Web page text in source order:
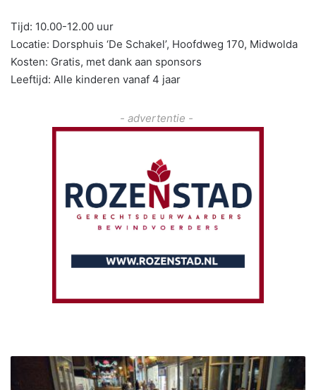
Tijd: 10.00-12.00 uur
Locatie: Dorsphuis ‘De Schakel’, Hoofdweg 170, Midwolda
Kosten: Gratis, met dank aan sponsors
Leeftijd: Alle kinderen vanaf 4 jaar
- advertentie -